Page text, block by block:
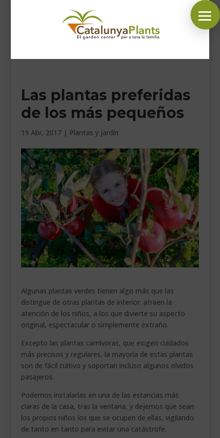
SÍGUENOS EN:
INICIO
PLANTAS
DECORACIÓN
HORARIO GARDEN
CONTACTAR
BLOG
___________________________
VEURE EN CATALÀ
Las plantas preferidas
de los más pequeños
19 Abr, 2017| Plantas y jardín
Algunas plantas verdes tienen algo más que las
distingue de otras plantas de interior: atraen la
atención de los niños, a los que divierte su aspecto
original, espectacular o simplemente extraño.
Excepto las plantas carnívoras, que exigen cuidados
más precisos y regulares, la mayoría de estas plantas
son de fácil cultivo y soportan incluso algunos olvidos
pasajeros.
Podemos instalarlas en una de las estancias más
claras de la casa, tras la ventana, y dejemos que sean
los propios niños los que se ocupen de ellas, vigilando
de tanto en tanto para evitar una catástrofe.